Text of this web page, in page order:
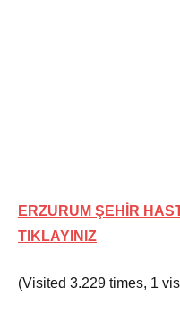
ERZURUM ŞEHİR
TIKLAYINIZ
(Visited 3.229 times, 1